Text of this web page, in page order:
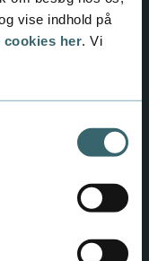
vise indhold på
cookies her . Vi
vide om